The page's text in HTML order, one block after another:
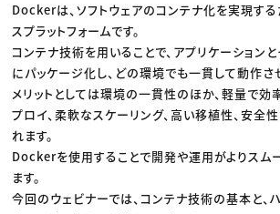
Dockerは、ソフトウェアのコンテナ化を実現す
スプラットフォームです。
コンテナ技術を用いることで、アプリケーション
にパッケージ化し、どの環境でも一貫して動作さ
メリットとしては環境の一貫性のほか、軽量で効
プロイ、柔軟なスケーリング、高い移植性、安全
れます。
Dockerを使用することで開発や運用がよりスム
ます。
今回のウェビナーでは、コンテナ技術の基本と、